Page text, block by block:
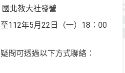
北教大社發營
112年5月22日（一）18：00
問可透過以下方式聯絡：